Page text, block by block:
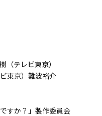
（テレビ東京）
東京）難波裕介
すか？」製作委員会